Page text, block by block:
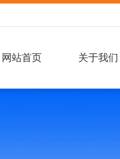
网站首页 关于我们